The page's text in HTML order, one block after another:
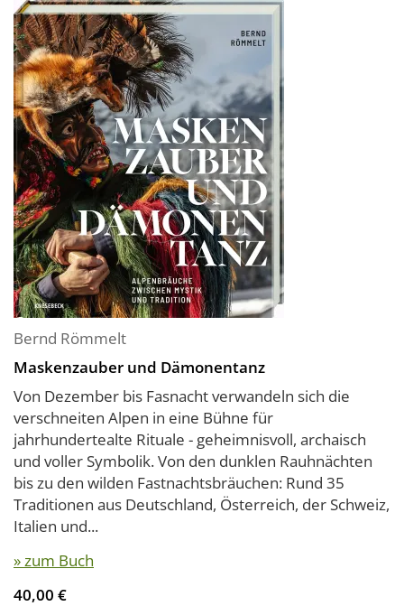
Bernd Römmelt
Maskenzauber und Dämonentanz
Von Dezember bis Fasnacht verwandeln sich die
verschneiten Alpen in eine Bühne für
jahrhundertealte Rituale - geheimnisvoll, archaisch
und voller Symbolik. Von den dunklen Rauhnächten
bis zu den wilden Fastnachtsbräuchen: Rund 35
Traditionen aus Deutschland, Österreich, der Schweiz,
Italien und...
» zum Buch
40,00 €